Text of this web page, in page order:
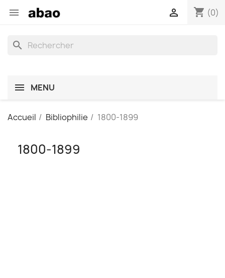
 shopping_cart (0)

search
MENU
Accueil Bibliophilie 1800-1899
1800-1899